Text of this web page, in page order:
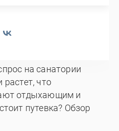
на санатории
растет, что
отдыхающим и
путевка? Обзор